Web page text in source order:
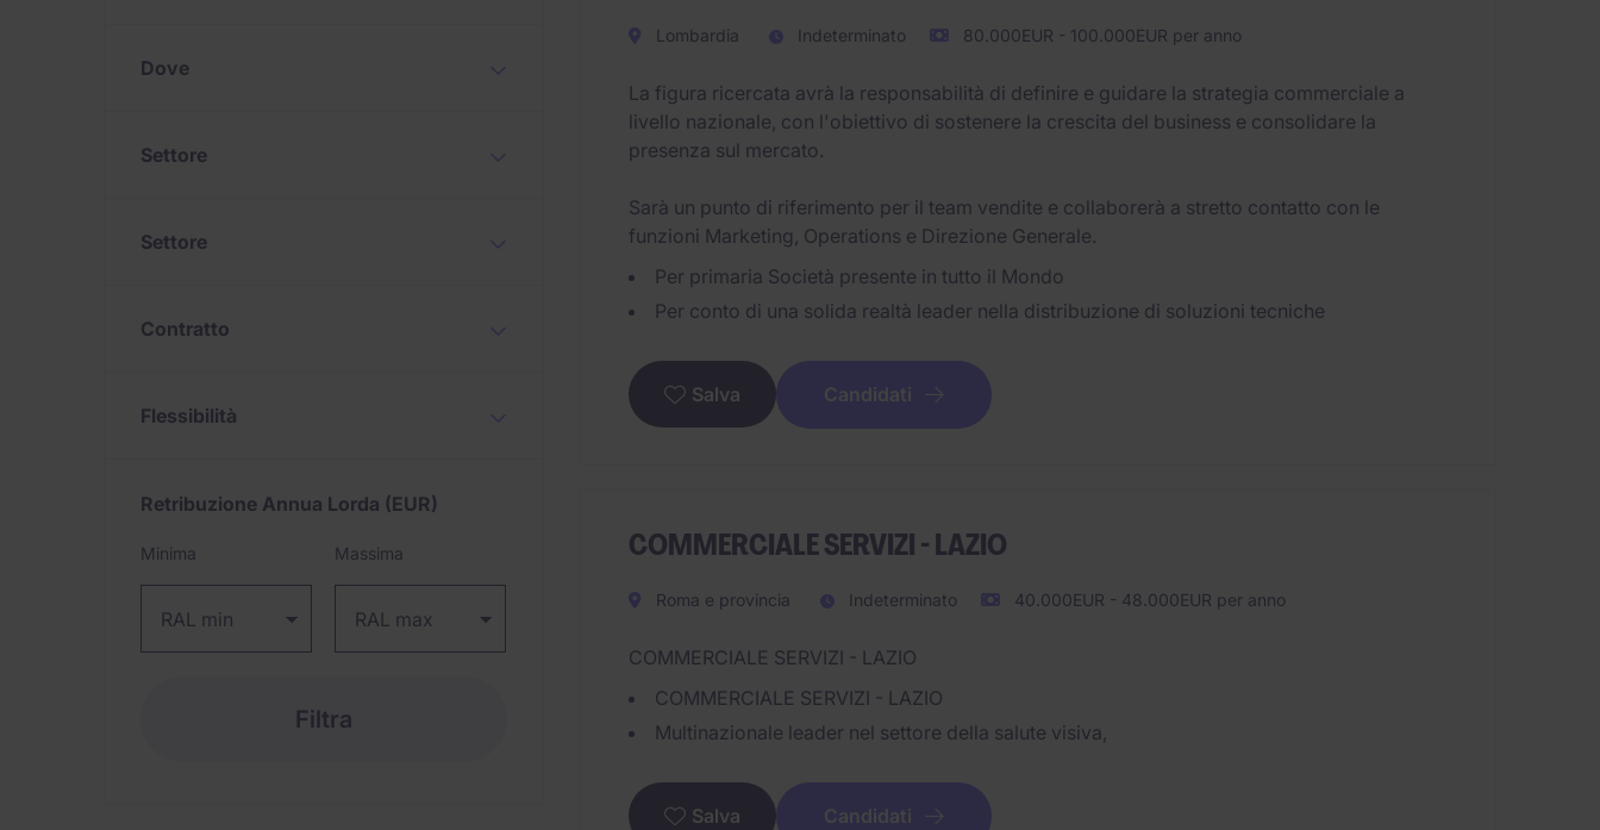
Dove
Settore
Settore
Contratto
Flessibilità
Retribuzione Annua Lorda (EUR)
Minima Massima
Lombardia Indeterminato 80.000EUR - 100.000EUR per anno
La figura ricercata avrà la responsabilità di definire e guidare la strategia commerciale a
livello nazionale, con l'obiettivo di sostenere la crescita del business e consolidare la
presenza sul mercato.
Sarà un punto di riferimento per il team vendite e collaborerà a stretto contatto con le
funzioni Marketing, Operations e Direzione Generale.
Per primaria Società presente in tutto il Mondo
Per conto di una solida realtà leader nella distribuzione di soluzioni tecniche
Salva Candidati
COMMERCIALE SERVIZI - LAZIO
Roma e provincia Indeterminato 40.000EUR - 48.000EUR per anno
COMMERCIALE SERVIZI - LAZIO
COMMERCIALE SERVIZI - LAZIO
Multinazionale leader nel settore della salute visiva,
Salva Candidati